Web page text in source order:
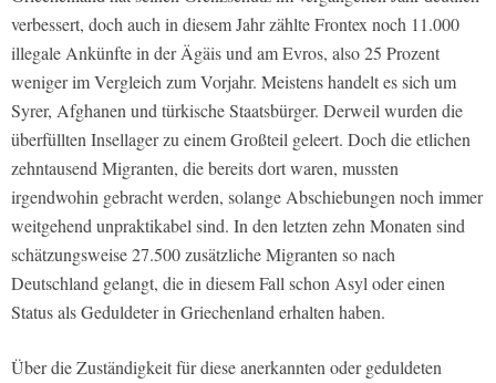
verbessert, doch auch in diesem Jahr zählte Frontex noch 11.000
illegale Ankünfte in der Ägäis und am Evros, also 25 Prozent
weniger im Vergleich zum Vorjahr. Meistens handelt es sich um
Syrer, Afghanen und türkische Staatsbürger. Derweil wurden die
überfüllten Insellager zu einem Großteil geleert. Doch die etlichen
zehntausend Migranten, die bereits dort waren, mussten
irgendwohin gebracht werden, solange Abschiebungen noch immer
weitgehend unpraktikabel sind. In den letzten zehn Monaten sind
schätzungsweise 27.500 zusätzliche Migranten so nach
Deutschland gelangt, die in diesem Fall schon Asyl oder einen
Status als Geduldeter in Griechenland erhalten haben.
Über die Zuständigkeit für diese anerkannten oder geduldeten